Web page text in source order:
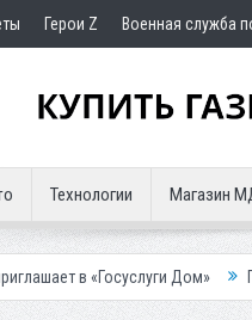
Герои Z Военная служба
Технологии Магазин
Дом» Приставы